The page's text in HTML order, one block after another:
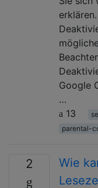
Google
…
13
parental-
2
Wie